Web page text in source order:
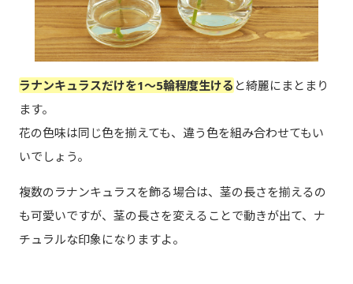
ラナンキュラスだけを1～5輪程度生ける と綺麗にまとまり
ます。
花の色味は同じ色を揃えても、違う色を組み合わせてもい
いでしょう。
複数のラナンキュラスを飾る場合は、茎の長さを揃えるの
も可愛いですが、茎の長さを変えることで動きが出て、ナ
チュラルな印象になりますよ。